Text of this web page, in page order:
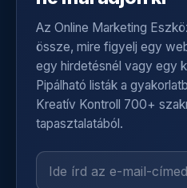
Az Online Marketing
össze, mire figyelj egy
egy hirdetésnél vagy egy
Pipálható listák a
Kreatív Kontroll 700+
tapasztalatából.